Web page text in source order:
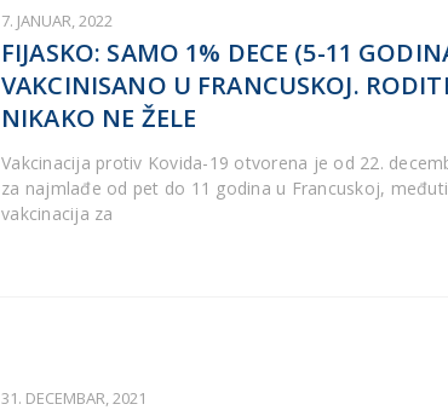
7. JANUAR, 2022
FIJASKO: SAMO 1% DECE (5-11
VAKCINISANO U FRANCUSKOJ.
NIKAKO NE ŽELE
Vakcinacija protiv Kovida-19 otvorena je od 22.
za najmlađe od pet do 11 godina u Francuskoj,
vakcinacija za
31. DECEMBAR, 2021